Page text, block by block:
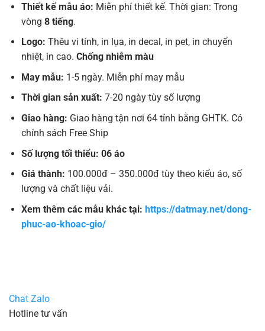
Thiết kế mẫu áo: Miễn phí thiết kế. Thời gian: Trong
vòng 8 tiếng.
Logo: Thêu vi tính, in lụa, in decal, in pet, in chuyển
nhiệt, in cao. Chống nhiễm màu
May mẫu: 1-5 ngày. Miễn phí may mẫu
Thời gian sản xuất: 7-20 ngày tùy số lượng
Giao hàng: Giao hàng tận nơi 64 tỉnh bằng GHTK. Có
chính sách Free Ship
Số lượng tối thiểu: 06 áo
Giá thành: 100.000đ – 350.000đ tùy theo kiểu áo, số
lượng và chất liệu vải.
Xem thêm các mẫu khác tại: https://datmay.net/dong-
phuc-ao-khoac-gio/
Chat Zalo
Hotline tư vấn